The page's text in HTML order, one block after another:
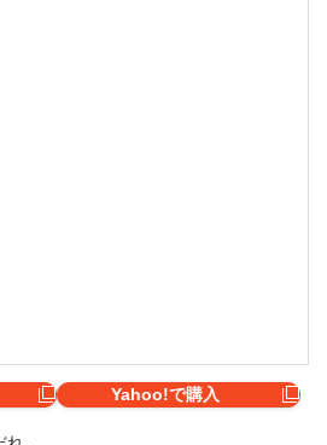
Yahoo!で購入